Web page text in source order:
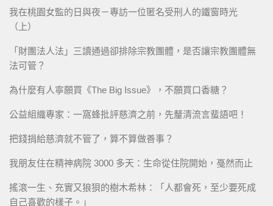
我在桃園女監的日與夜－專訪一位匿名受刑人的鐵窗時光
（上）
「財團法人法」三讀通過卻排除宗教團體，是否讓宗教團體無
法可管？
為什麼有人寧願買《The Big Issue》，不願買口香糖？
公益組織專家：一窩蜂批評慈濟之前，先釐清流言蜚語吧！
把錢捐給慈濟就不管了，算不算做善事？
我朋友住在精神病院 3000 多天：生命從住院開始，戞然而止
搖滾一生、充實又狼狽的樹木希林：「人都會死，至少要死成
自己喜歡的樣子。」